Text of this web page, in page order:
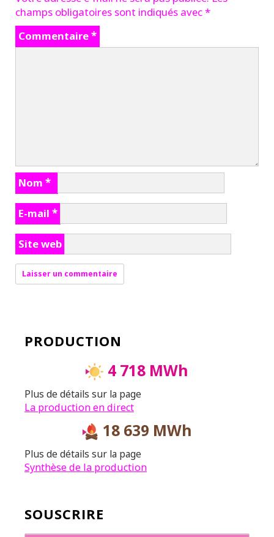
champs obligatoires sont indiqués avec*
Commentaire*
Nom *
E-mail *
Site web
PRODUCTION
4 718 MWh
Plus de détails sur la page
La production en direct
18 639 MWh
Plus de détails sur la page
Synthèse de la production
SOUSCRIRE